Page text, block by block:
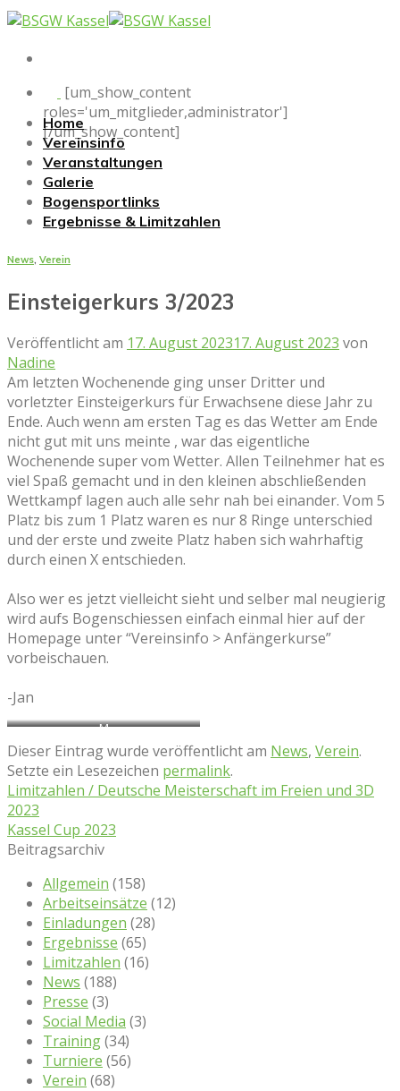
Skip
content
[um_show_content
roles='um_mitglieder,administrator']
[/um_show_content]
Home
Vereinsinfo
Veranstaltungen
Galerie
Bogensportlinks
Ergebnisse & Limitzahlen
News, Verein
Einsteigerkurs 3/2023
Veröffentlicht am 17. August 202317. August 2023 von
Nadine
Am letzten Wochenende ging unser Dritter und
vorletzter Einsteigerkurs für Erwachsene diese Jahr zu
Ende. Auch wenn am ersten Tag es das Wetter am Ende
nicht gut mit uns meinte , war das eigentliche
Wochenende super vom Wetter. Allen Teilnehmer hat es
viel Spaß gemacht und in den kleinen abschließenden
Wettkampf lagen auch alle sehr nah bei einander. Vom 5
Platz bis zum 1 Platz waren es nur 8 Ringe unterschied
und der erste und zweite Platz haben sich wahrhaftig
durch einen X entschieden.
Also wer es jetzt vielleicht sieht und selber mal neugierig
wird aufs Bogenschiessen einfach einmal hier auf der
Homepage unter “Vereinsinfo > Anfängerkurse”
vorbeischauen.
-Jan
M
Dieser Eintrag wurde veröffentlicht am News, Verein.
Setzte ein Lesezeichen permalink.
Limitzahlen / Deutsche Meisterschaft im Freien und 3D
2023
Kassel Cup 2023
Beitragsarchiv
Allgemein (158)
Arbeitseinsätze (12)
Einladungen (28)
Ergebnisse (65)
Limitzahlen (16)
News (188)
Presse (3)
Social Media (3)
Training(34)
Turniere (56)
Verein (68)